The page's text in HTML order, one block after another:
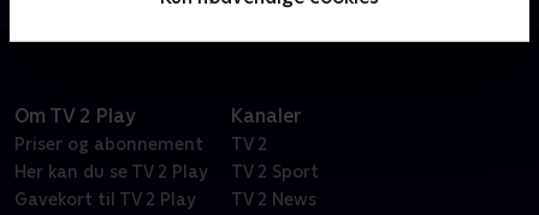
Om TV 2 Play
Priser og abonnement
Her kan du se TV 2 Play
Gavekort til TV 2 Play
Kanaler
TV 2
TV 2 Sport
TV 2 News